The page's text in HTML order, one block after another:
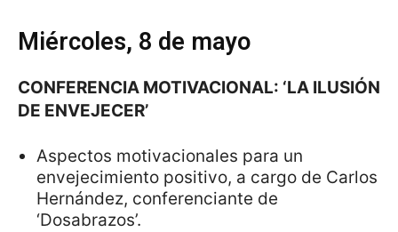
Miércoles, 8 de mayo
CONFERENCIA MOTIVACIONAL: ‘LA ILUSIÓN
DE ENVEJECER’
Aspectos motivacionales para un
envejecimiento positivo, a cargo de Carlos
Hernández, conferenciante de
‘Dosabrazos’.